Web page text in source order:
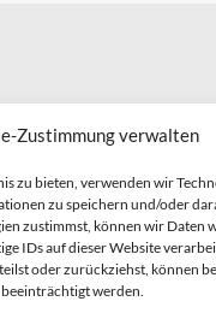
Zustimmung verwalten
zu bieten, verwenden wir
zu speichern und/oder
zustimmst, können wir Daten
IDs auf dieser Website
oder zurückziehst, können
werden.
und Sakramentenpastoral
augsburg.de